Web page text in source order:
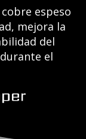
espeso
mejora la
del
el